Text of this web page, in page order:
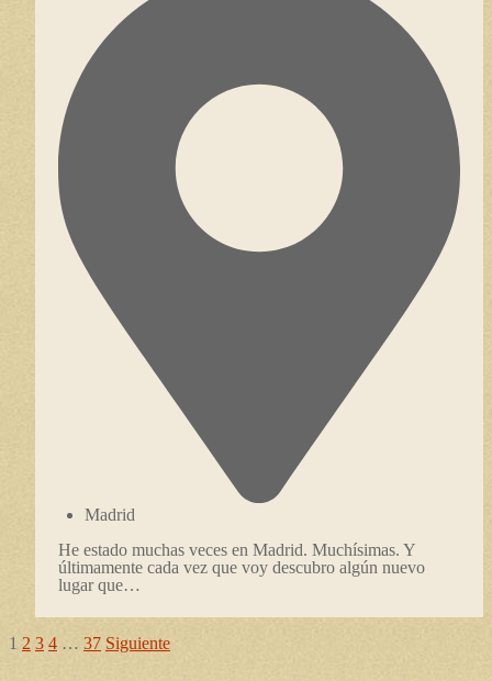
Madrid
He estado muchas veces en Madrid. Muchísimas. Y
últimamente cada vez que voy descubro algún nuevo
lugar que…
Posts
navigation
1 2 3 4 … 37 Siguiente